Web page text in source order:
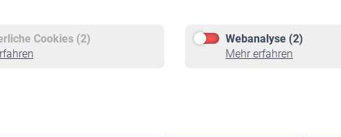
Cookies (2)
Webanalyse (2)
Mehr erfahren
Staatliche Förderung
Rente beantragen
Rentenauszahlung